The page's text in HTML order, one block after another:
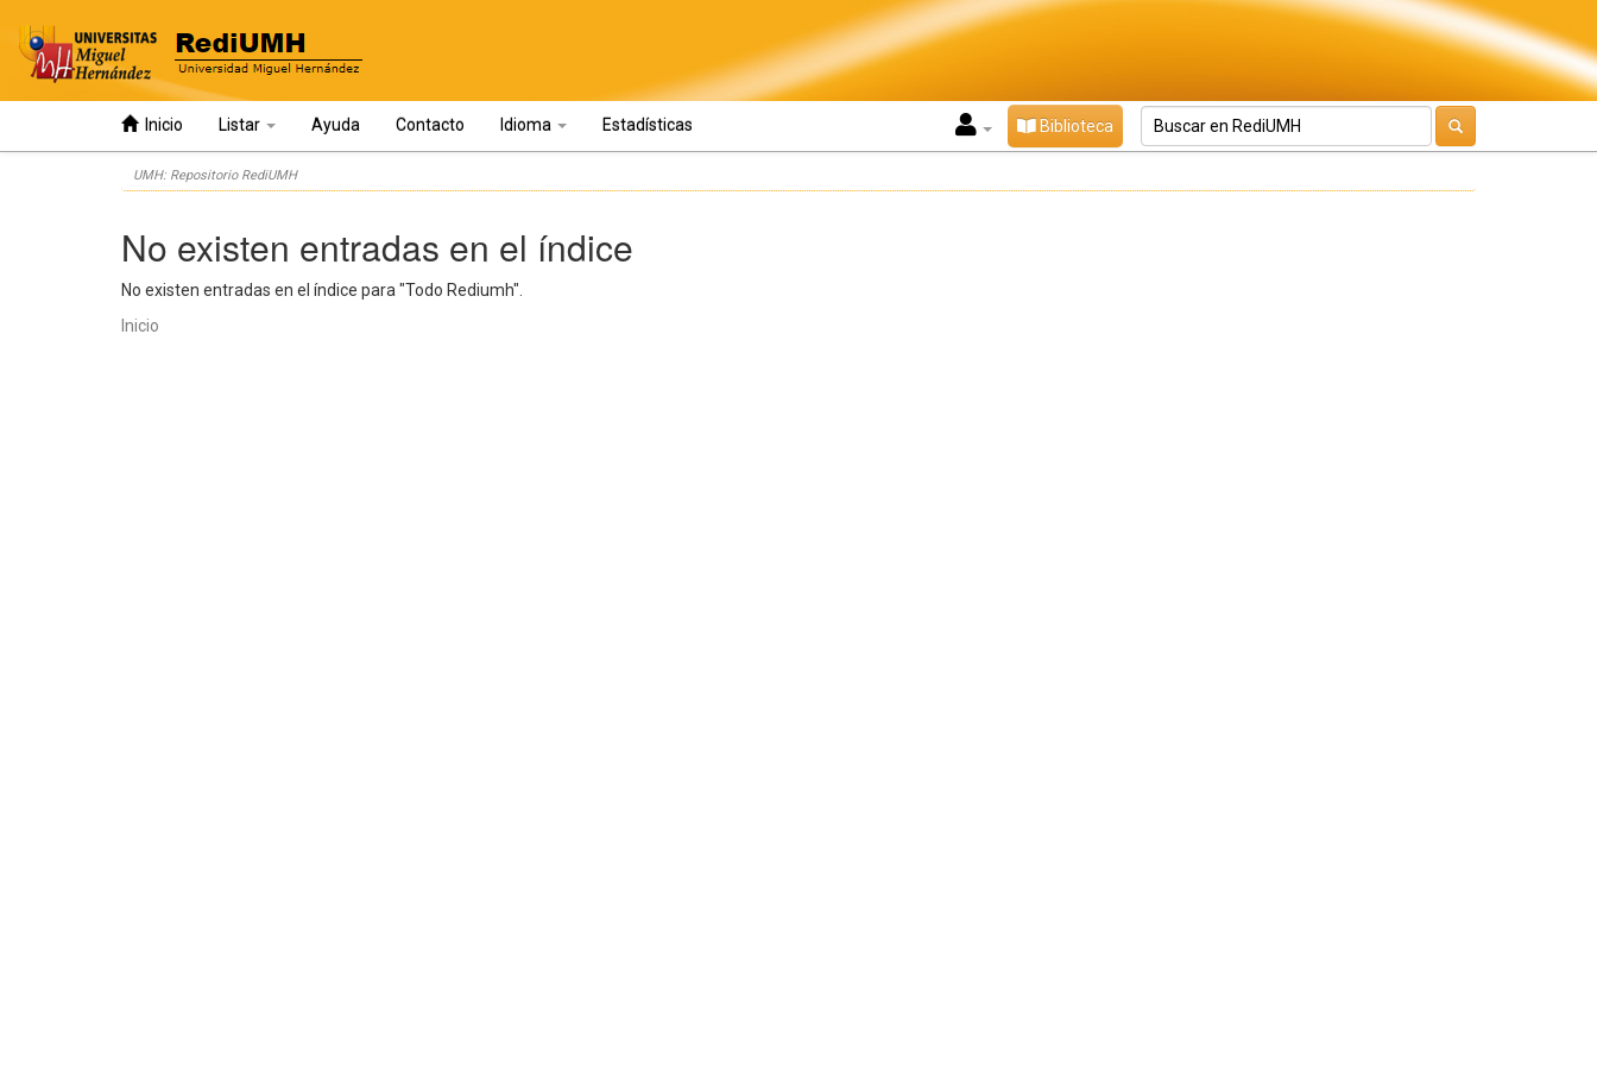
Inicio Listar Ayuda Contacto Idioma Estadísticas Biblioteca
UMH: Repositorio RediUMH
No existen entradas en el índice
No existen entradas en el índice para "Todo Rediumh".
Inicio